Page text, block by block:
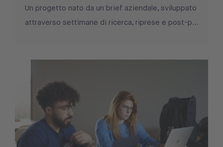
Un progetto nato da un brief aziendale, sviluppato
attraverso settimane di ricerca, riprese e post-p...